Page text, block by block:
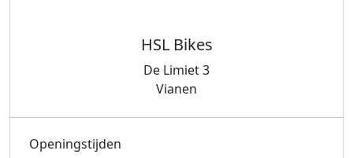
HSL Bikes
De Limiet 3
Vianen
Openingstijden